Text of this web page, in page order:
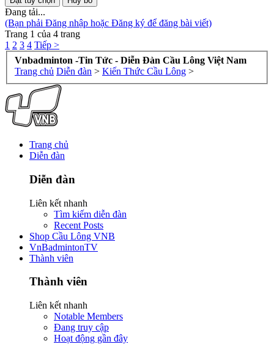
Đang tải...
(Bạn phải Đăng nhập hoặc Đăng ký để đăng bài viết)
Trang 1 của 4 trang
1 2 3 4 Tiếp >
Vnbadminton -Tin Tức - Diễn Đàn Cầu Lông Việt Nam
Trang chủ Diễn đàn > Kiến Thức Cầu Lông >
Trang chủ
Diễn đàn
Diễn đàn
Liên kết nhanh
Tìm kiếm diễn đàn
Recent Posts
Shop Cầu Lông VNB
VnBadmintonTV
Thành viên
Thành viên
Liên kết nhanh
Notable Members
Đang truy cập
Hoạt động gần đây